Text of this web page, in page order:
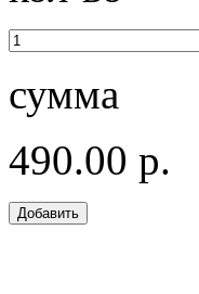
сумма
490.00 р.